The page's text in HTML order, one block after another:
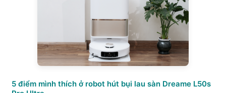
5 điểm mình thích ở robot hút bụi lau sàn Dreame L50s